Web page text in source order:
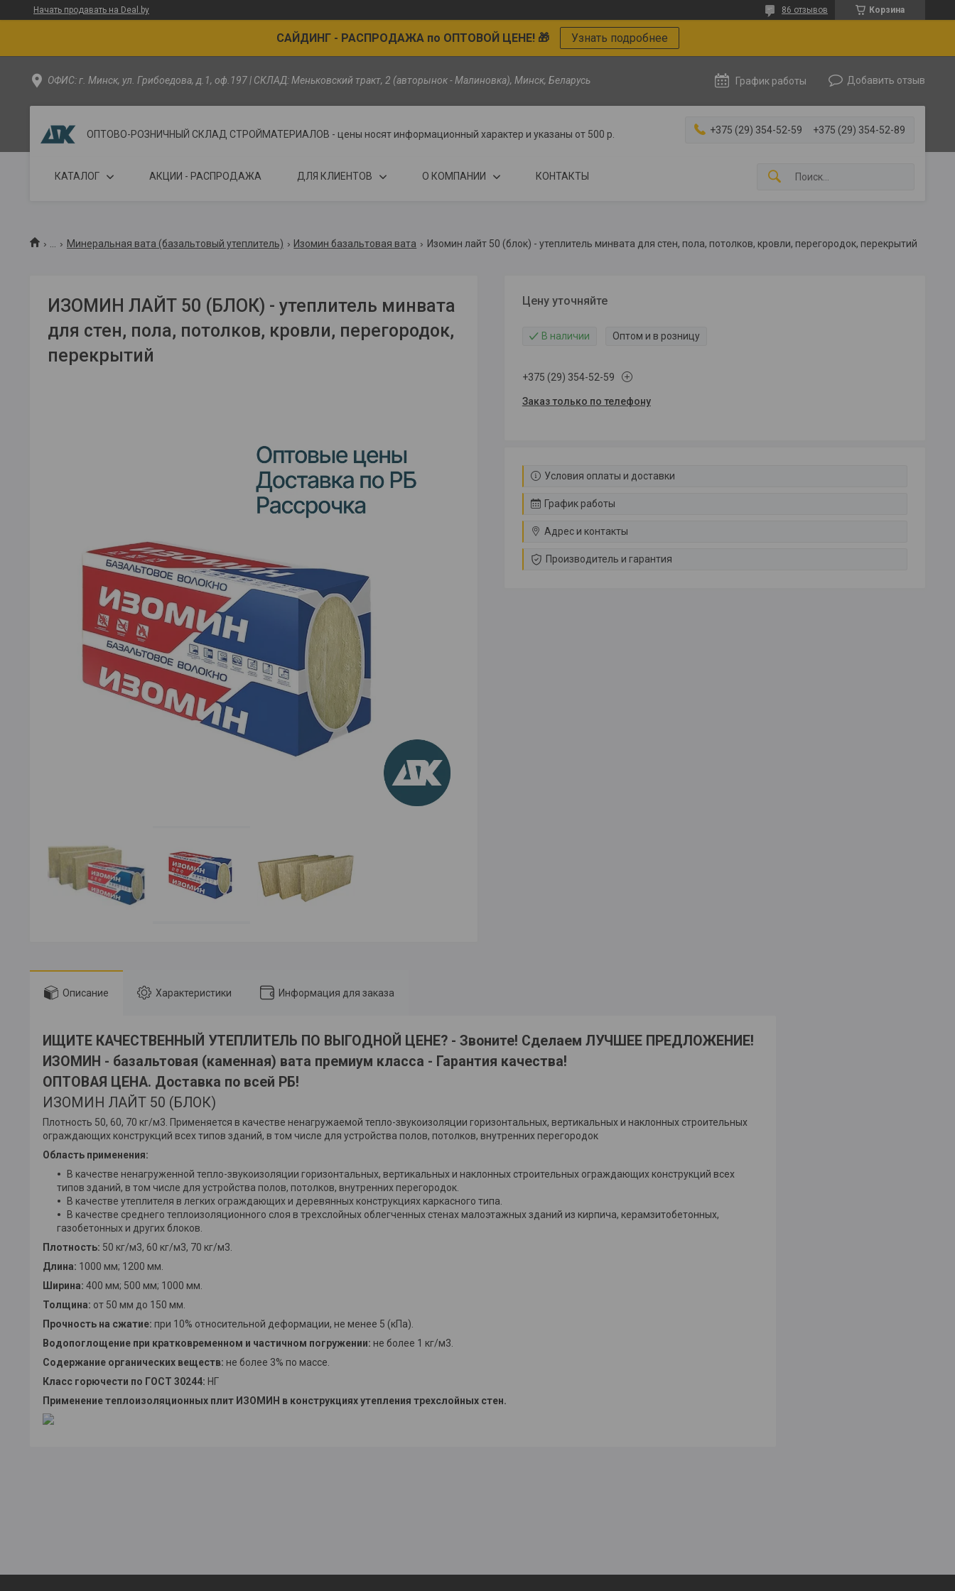
Начать продавать на Deal.by Корзина
86 отзывов
САЙДИНГ - РАСПРОДАЖА по ОПТОВОЙ ЦЕНЕ! 🎁 Узнать подробнее
ОФИС: г. Минск, ул. Грибоедова, д.1, оф.197 | СКЛАД: Меньковский тракт, 2 (авторынок - Малиновка), Минск, Беларусь График работы Добавить отзыв
ОПТОВО-РОЗНИЧНЫЙ СКЛАД СТРОЙМАТЕРИАЛОВ - цены носят информационный характер и указаны от 500 р. +375 (29) 354-52-59 +375 (29) 354-52-89
КАТАЛОГ АКЦИИ - РАСПРОДАЖА ДЛЯ КЛИЕНТОВ О КОМПАНИИ КОНТАКТЫ
Минеральная вата (базальтовый утеплитель) Изомин базальтовая вата Изомин лайт 50 (блок) - утеплитель минвата для стен, пола, потолков, кровли, перегородок, перекрытий
ИЗОМИН ЛАЙТ 50 (БЛОК) - утеплитель минвата
для стен, пола, потолков, кровли, перегородок,
перекрытий
Цену уточняйте
В наличии Оптом и в розницу
+375 (29) 354-52-59
Заказ только по телефону
Условия оплаты и доставки
График работы
Адрес и контакты
Производитель и гарантия
Описание Характеристики Информация для заказа
ИЩИТЕ КАЧЕСТВЕННЫЙ УТЕПЛИТЕЛЬ ПО ВЫГОДНОЙ ЦЕНЕ? - Звоните! Сделаем ЛУЧШЕЕ ПРЕДЛОЖЕНИЕ!
ИЗОМИН - базальтовая (каменная) вата премиум класса - Гарантия качества!
ОПТОВАЯ ЦЕНА. Доставка по всей РБ!
ИЗОМИН ЛАЙТ 50 (БЛОК)
Плотность 50, 60, 70 кг/м3. Применяется в качестве ненагружаемой тепло-звукоизоляции горизонтальных, вертикальных и наклонных строительных
ограждающих конструкций всех типов зданий, в том числе для устройства полов, потолков, внутренних перегородок
Область применения:
В качестве ненагруженной тепло-звукоизоляции горизонтальных, вертикальных и наклонных строительных ограждающих конструкций всех
типов зданий, в том числе для устройства полов, потолков, внутренних перегородок.
В качестве утеплителя в легких ограждающих и деревянных конструкциях каркасного типа.
В качестве среднего теплоизоляционного слоя в трехслойных облегченных стенах малоэтажных зданий из кирпича, керамзитобетонных,
газобетонных и других блоков.
Плотность: 50 кг/м3, 60 кг/м3, 70 кг/м3.
Длина: 1000 мм; 1200 мм.
Ширина: 400 мм; 500 мм; 1000 мм.
Толщина: от 50 мм до 150 мм.
Прочность на сжатие: при 10% относительной деформации, не менее 5 (кПа).
Водопоглощение при кратковременном и частичном погружении: не более 1 кг/м3.
Содержание органических веществ: не более 3% по массе.
Класс горючести по ГОСТ 30244: НГ
Применение теплоизоляционных плит ИЗОМИН в конструкциях утепления трехслойных стен.